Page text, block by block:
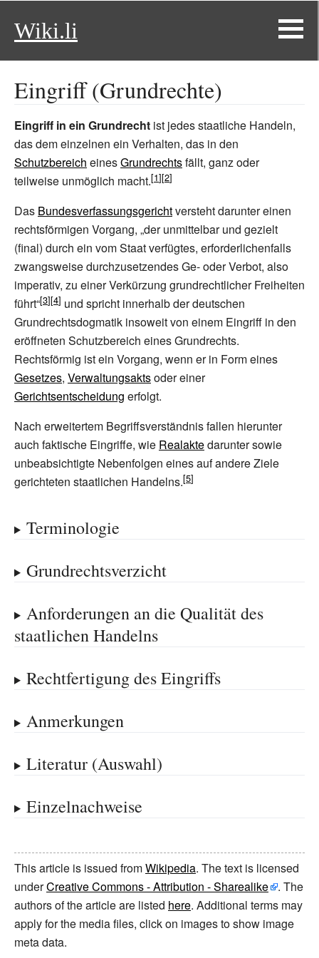
Wiki.li
Eingriff (Grundrechte)
Eingriff in ein Grundrecht ist jedes staatliche Handeln,
das dem einzelnen ein Verhalten, das in den
Schutzbereich einesGrundrechtsfällt, ganz oder
teilweise unmöglich macht.
Das Bundesverfassungsgerichtversteht darunter einen
rechtsförmigen Vorgang, „der unmittelbar und gezielt
(final) durch ein vom Staat verfügtes, erforderlichenfalls
zwangsweise durchzusetzendes Ge- oder Verbot, also
imperativ, zu einer Verkürzung grundrechtlicher Freiheiten
führt“
und spricht innerhalb der deutschen
Grundrechtsdogmatik insoweit von einem Eingriff in den
eröffneten Schutzbereich eines Grundrechts.
Rechtsförmig ist ein Vorgang, wenn er in Form eines
Gesetzes, Verwaltungsaktsoder einer
Gerichtsentscheidung erfolgt.
Nach erweitertem Begriffsverständnis fallen hierunter
auch faktische Eingriffe, wie Realaktedarunter sowie
unbeabsichtigte Nebenfolgen eines auf andere Ziele
gerichteten staatlichen Handelns.
Terminologie
Grundrechtsverzicht
Anforderungen an die Qualität des
staatlichen Handelns
Rechtfertigung des Eingriffs
Anmerkungen
Literatur (Auswahl)
Einzelnachweise
This article is issued fromWikipedia. The text is licensed
underCreative Commons - Attribution - Sharealike
. The
authors of the article are listed here. Additional terms may
apply for the media files, click on images to show image
meta data.